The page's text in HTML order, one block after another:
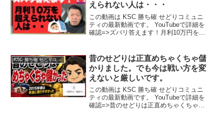
えられない人は・・・
この動画は KSC 勝ち確 せどりコミュニ
ティの最新動画です。 YouTubeで詳細を
確認=>ズバリ答えます！月利10万円を超
KSC 勝ち確 せどりコミュニティ
昔のせどりは正直めちゃくちゃ儲
かりました。でも今は戦い方を変
えないと厳しいです。
この動画は KSC 勝ち確 せどりコミュニ
ティの最新動画です。 YouTubeで詳細を
確認=>昔のせどりは正直めちゃくちゃ儲